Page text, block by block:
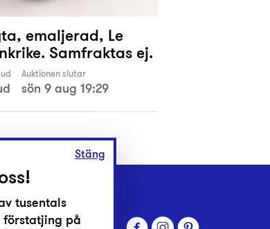
emaljerad, Le
Samfraktas ej.
Auktionen slutar
sön 9 aug 19:29
Stäng
tusentals
förstatjing på